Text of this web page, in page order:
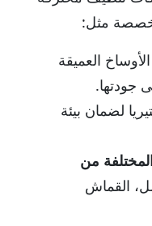
مثل:
العميقة
لضمان بيئة
من
القماش